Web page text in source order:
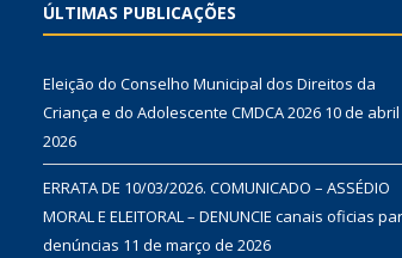
ÚLTIMAS PUBLICAÇÕES
Eleição do Conselho Municipal dos Direitos da
Criança e do Adolescente CMDCA 2026 10 de
2026
ERRATA DE 10/03/2026. COMUNICADO – ASSÉDIO
MORAL E ELEITORAL – DENUNCIE canais oficias
denúncias 11 de março de 2026